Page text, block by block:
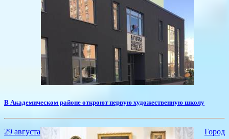
В Академическом районе откроют первую художественную школу
29 августа Город